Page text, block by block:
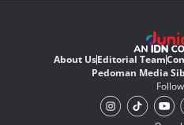
About UsEditorial Team
Pedoman Media